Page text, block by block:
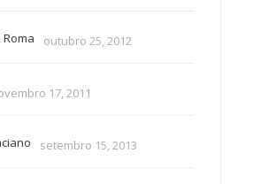
outubro 25, 2012
17, 2011
setembro 15, 2013